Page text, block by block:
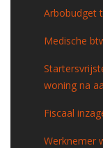
Arbobudget
Medische
woning na
Fiscaal
Werknemer